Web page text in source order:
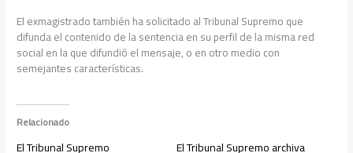
El exmagistrado también ha solicitado al Tribunal Supremo que
difunda el contenido de la sentencia en su perfil de la misma red
social en la que difundió el mensaje, o en otro medio con
semejantes características.
Relacionado
El Tribunal Supremo El Tribunal Supremo archiva